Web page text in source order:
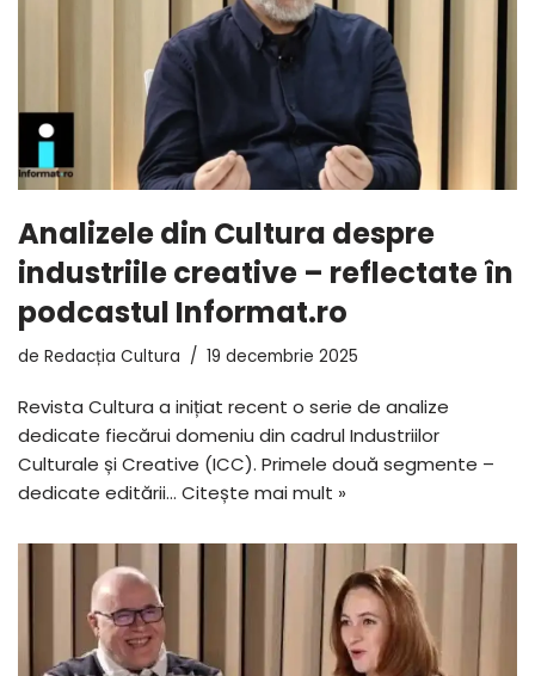
Analizele din Cultura despre
industriile creative – reflectate în
podcastul Informat.ro
de Redacția Cultura 19 decembrie 2025
Revista Cultura a inițiat recent o serie de analize
dedicate fiecărui domeniu din cadrul Industriilor
Culturale și Creative (ICC). Primele două segmente –
dedicate editării… Citește mai mult »